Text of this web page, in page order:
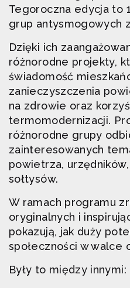
Tegoroczna edycja to
grup antysmogowych
Dzięki ich
różnorodne projekty,
świadomość
zanieczyszczenia
na zdrowie oraz
termomodernizacji.
różnorodne grupy
zainteresowanych
powietrza,
sołtysów.
W ramach programu
oryginalnych i
pokazują, jak duży
społeczności w
Były to między innymi: